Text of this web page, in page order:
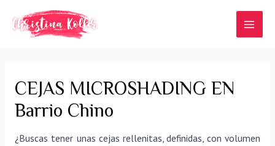
contenido
CEJAS MICROSHADING EN
Barrio Chino
¿Buscas tener unas cejas rellenitas, definidas, con volumen